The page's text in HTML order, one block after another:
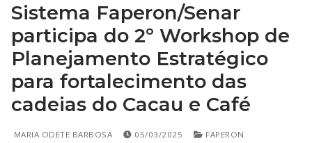
HOME
FAPERON
SENAR
SINDICATOS
Sistema Faperon/Senar
participa do 2º Workshop de
Planejamento Estratégico
para fortalecimento das
cadeias do Cacau e Café
MARIA ODETE BARBOSA 05/03/2025 FAPERON